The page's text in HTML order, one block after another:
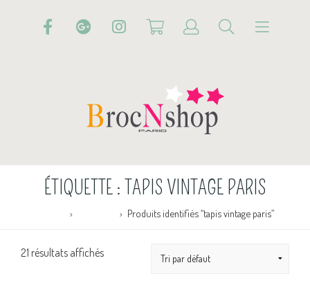
ÉTIQUETTE : TAPIS VINTAGE PARIS
Produits identifiés “tapis vintage paris”
21 résultats affichés